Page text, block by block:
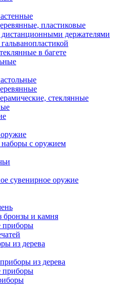
пластиковые
держателями
в багете
стеклянные
с оружием
сувенирное оружие
бронзы и камня
приборы
из дерева
из дерева
приборы